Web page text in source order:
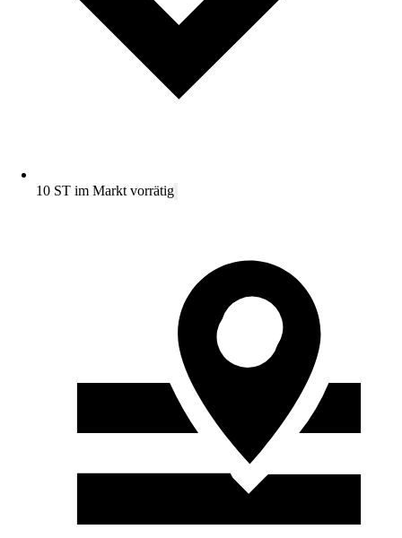
10 ST im Markt vorrätig